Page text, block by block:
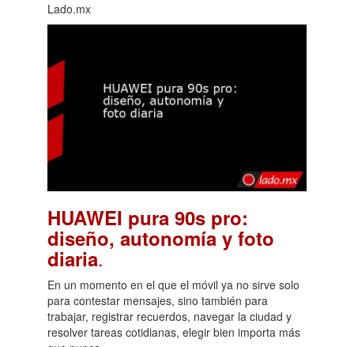
Lado.mx
HUAWEI pura 90s pro:
diseño, autonomía y foto
diaria.
En un momento en el que el móvil ya no sirve solo
para contestar mensajes, sino también para
trabajar, registrar recuerdos, navegar la ciudad y
resolver tareas cotidianas, elegir bien importa más